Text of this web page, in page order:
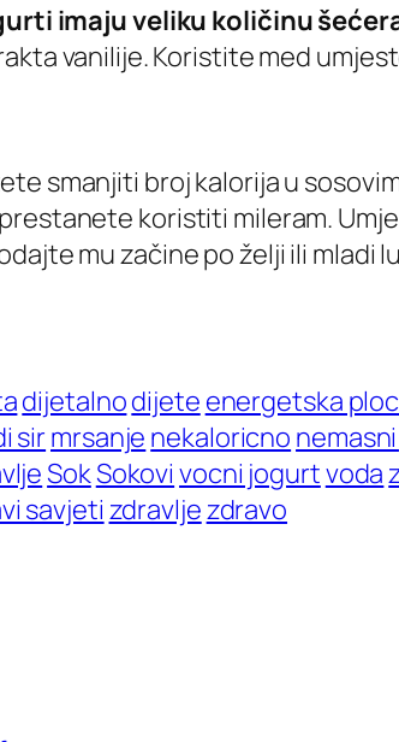
imaju veliku količinu
vanilije. Koristite med
smanjiti broj kalorija u
koristiti mileram.
mu začine po želji ili mladi
dijetalnodijete energetska
sirmrsanje nekaloricno
SokSokovi vocni jogurtvoda
savjetizdravljezdravo